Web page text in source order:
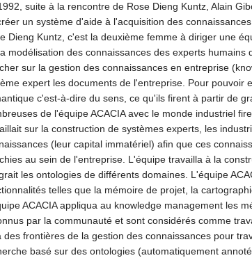
suite à la rencontre de Rose Dieng Kuntz, Alain
un système d'aide à l'acquisition des
Dieng Kuntz, c'est la deuxième femme à diriger une
modélisation des connaissances des experts
sur la gestion des connaissances en entreprise
expert les documents de l'entreprise. Pour pouvoir
c'est-à-dire du sens, ce qu'ils firent à partir de
de l'équipe ACACIA avec le monde industriel
sur la construction de systèmes experts, les
(leur capital immatériel) afin que ces
au sein de l'entreprise. L'équipe travailla à la
les ontologies de différents domaines. L'équipe
telles que la mémoire de projet, la
ACACIA appliqua au knowledge management les
par la communauté et sont considérés comme
des frontières de la gestion des connaissances pour
basé sur des ontologies (automatiquement